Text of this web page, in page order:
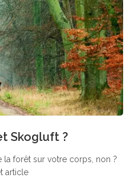
Skogluft ?
la forêt sur votre corps, non ?
article